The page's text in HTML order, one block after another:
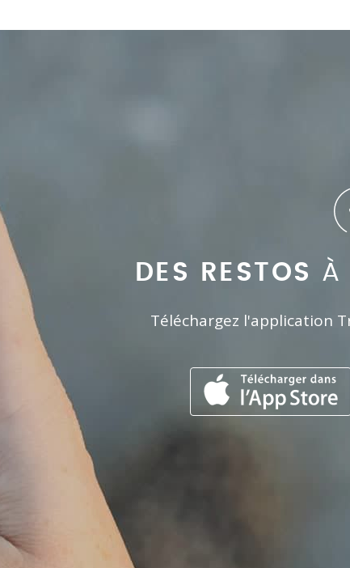
DES RESTOS À
Téléchargez l'application